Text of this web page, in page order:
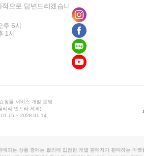
으로 답변드리겠습니
후 6시
1시
핑몰 서비스 개발·운영
리적 인프라 제외)
~ 2028.01.14
매되는 상품 중에는 컬리에 입점한 개별 판매자가 판매하는 마